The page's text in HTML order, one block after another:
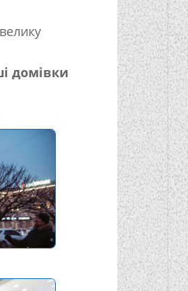
домівки